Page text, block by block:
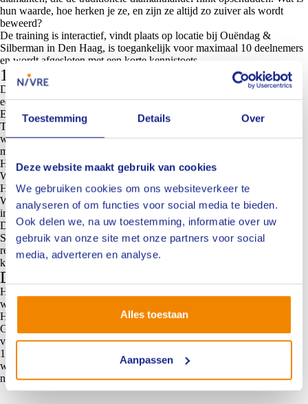
Toestemming Details Over
Deze website maakt gebruik van cookies
We gebruiken cookies om ons websiteverkeer te
analyseren of om functies voor social media te bieden.
Ook delen we, na uw toestemming, informatie over uw
gebruik van onze site met onze partners voor social
media, adverteren en analyse.
Alles toestaan
Aanpassen
hun waarde, hoe herken je ze, en zijn ze altijd zo zuiver als wordt
beweerd?
De training is interactief, vindt plaats op locatie bij Ouëndag &
Silberman in Den Haag, is toegankelijk voor maximaal 10 deelnemers
en wordt afgesloten met een korte kennistoets.
15 oktober: Training Uurwerken & Horloges
Deze verdiepende training is alleen toegankelijk voor deelnemers die
eerder de basistraining Goud & Zilver óf de training Edelstenen &
Edelmetalen hebben gevolgd.
Tijdens deze cursus neemt Rob Silberman je mee in de fascinerende
wereld van uurwerken, van de tijd van de oude Egyptenaren tot
moderne horloges. Je leert:
Hoe een uurwerk functioneert;
Wanneer een horloge technisch of economisch is afgeschreven;
Hoe onderhoud en schadeherstel zich verhouden tot de waarde;
Welke soorten schade je kunt tegenkomen en hoe je deze moet
interpreteren.
Deze training wordt ook gegeven op het kantoor van Ouëndag &
Silberman in Den Haag en is perfect voor NIVRE-experts die
regelmatig met horlogeschade te maken krijgen en hun technische
kennis en kennis over de waarde van uurwerken willen versterken.
Deelnemen?
Heb je eerder al de training Edelstenen & Edelmetalen gevolgd? Dan
word je hoe dan ook persoonlijk voor de training Uurwerken &
Horloges benaderd door de NIVRE Academy.
Grijp deze kans om je deskundigheid te vergroten en schrijf je snel in
via ons Extranet!Maar let op: aan beide trainingen kunnenmaximaal
10 deelnemers
meedoen. Als de training vol is, kun je je daarentegen
wel aanmelden als geïnteresseerde. Bij voldoende animo volgt
namelijk een extra sessie.